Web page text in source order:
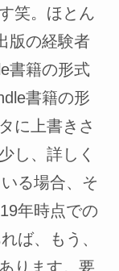
笑。ほとん
版の経験者
書籍の形式
書籍の形
に上書きさ
し、詳しく
る場合、そ
年時点での
ば、もう、
ります。要